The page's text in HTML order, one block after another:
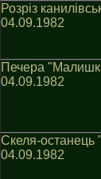
Розріз
04.09.1982
Печера
04.09.1982
Скеля-останець
04.09.1982